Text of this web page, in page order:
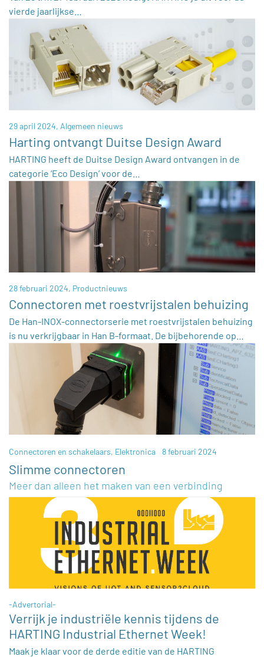
vierde jaarlijkse…
29 april 2024, Algemeen nieuws
Harting ontvangt Duitse Design Award
HARTING heeft de Duitse Design Award ontvangen in de
categorie ‘Eco Design’ voor de…
28 februari 2024, Productnieuws
Connectoren met roestvrijstalen behuizing
De Han-INOX-connectorserie met roestvrijstalen behuizing
is nu verkrijgbaar in Han B-formaat. De bijbehorende op…
Connectoren en schakelaars, Elektronica 8 februari 2024
Slimme connectoren
Meer dan alleen het maken van een verbinding
-Advertorial-
Verrijk je industriële kennis tijdens de
HARTING Industrial Ethernet Week!
Maak je klaar voor de derde editie van de HARTING